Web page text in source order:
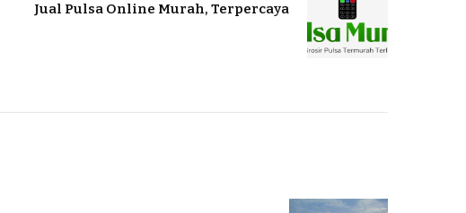
Jual Pulsa Online Murah, Terpercaya